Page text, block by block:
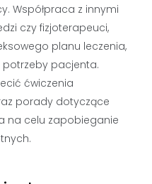
Współpraca z innymi
czy fizjoterapeuci,
planu leczenia,
potrzeby pacjenta.
ćwiczenia
porady dotyczące
na celu zapobieganie